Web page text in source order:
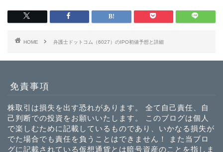
HOME 弁護士ドットコム（6027）のIPO初値予想と詳細
免責事項
株取引は損失を出す恐れがあります。 全て自己責任、自
己判断での投資をお願いいたします。 このブログは個人
で楽しむために記載しているものであり、いかなる損失が
でた場合でも責任を負うことはできません！ また当ブロ
グに記載されている仮想通貨とは暗号資産のことを指しま